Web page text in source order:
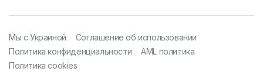
Мы с Украиной
Соглашение об использовании
Политика конфиденциальности
AML политика
Политика cookies